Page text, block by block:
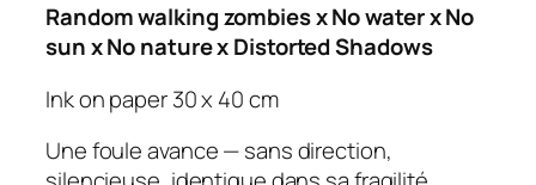
Random walking zombies x No water x No
sun x No nature x Distorted Shadows
Ink on paper 30 x 40 cm
Une foule avance — sans direction,